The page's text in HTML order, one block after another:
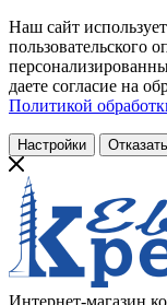
Наш сайт
пользовательского
даете согласие на
Политикой
Настройки
Интернет-магазин